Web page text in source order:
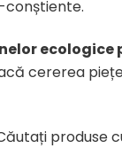
conștiente.
ecologice
cererea
produse